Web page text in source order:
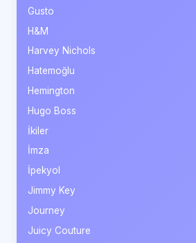
Gusto
H&M
Harvey Nichols
Hatemoğlu
Hemington
Hugo Boss
İkiler
İmza
İpekyol
Jimmy Key
Journey
Juicy Couture